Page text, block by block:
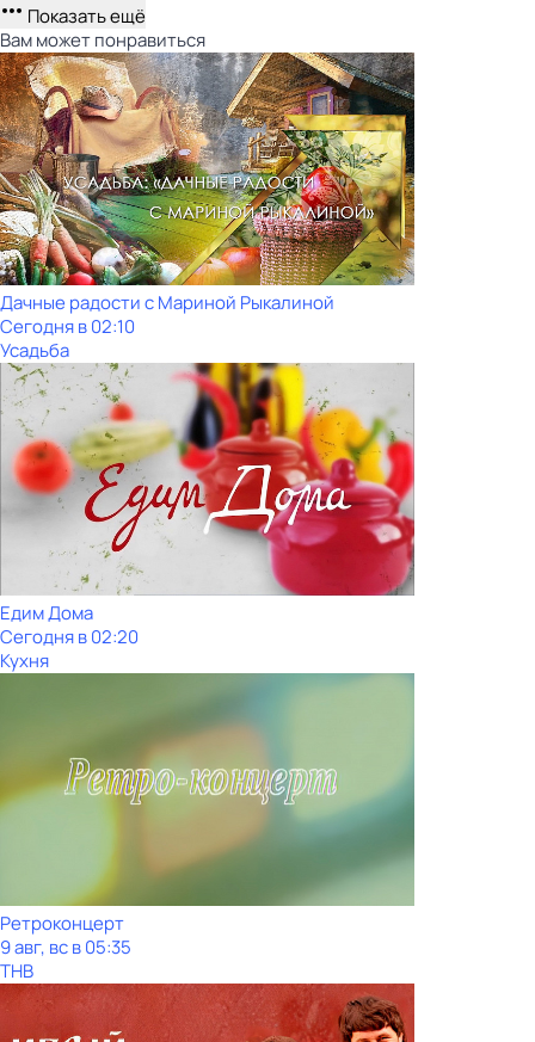
Показать ещё
Вам может понравиться
Дачные радости с Мариной Рыкалиной
Сегодня в 02:10
Усадьба
Едим Дома
Сегодня в 02:20
Кухня
Ретроконцерт
9 авг, вс в 05:35
ТНВ